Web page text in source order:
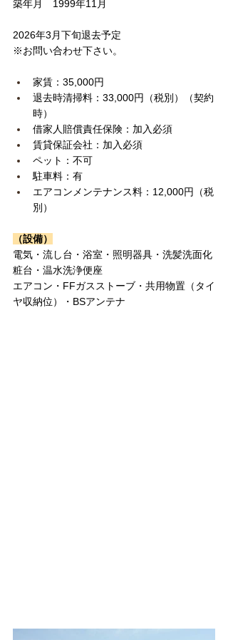
築年月　1999年11月
2026年3月下旬退去予定
※お問い合わせ下さい。
家賃：35,000円
退去時清掃料：33,000円（税別）（契約
時）
借家人賠償責任保険：加入必須
賃貸保証会社：加入必須
ペット：不可
駐車料：有
エアコンメンテナンス料：12,000円（税
別）
（設備）
電気・流し台・浴室・照明器具・洗髪洗面化
粧台・温水洗浄便座
エアコン・FFガスストーブ・共用物置（タイ
ヤ収納位）・BSアンテナ